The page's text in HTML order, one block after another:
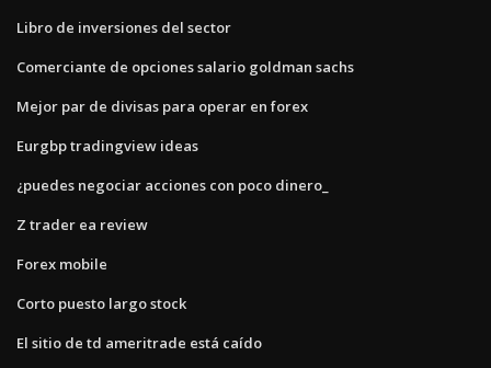
Libro de inversiones del sector
Comerciante de opciones salario goldman sachs
Mejor par de divisas para operar en forex
Eurgbp tradingview ideas
¿puedes negociar acciones con poco dinero_
Z trader ea review
Forex mobile
Corto puesto largo stock
El sitio de td ameritrade está caído